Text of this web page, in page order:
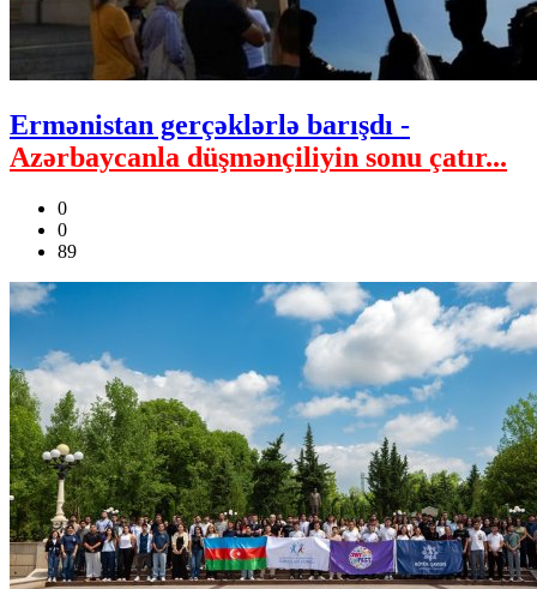
Ermənistan gerçəklərlə barışdı -
Azərbaycanla düşmənçiliyin sonu çatır...
0
0
89